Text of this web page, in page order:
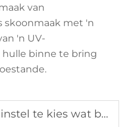
van
skoonmaak met 'n
'n UV-
binne te bring
ontspanning en vermaak ondersteun?